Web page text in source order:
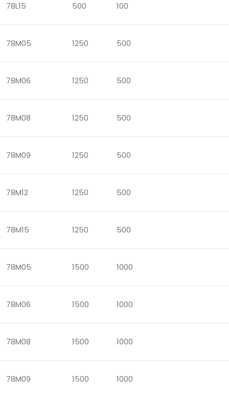
78L15 500 100
78M05 1250 500
78M06 1250 500
78M08 1250 500
78M09 1250 500
78M12 1250 500
78M15 1250 500
78M05 1500 1000
78M06 1500 1000
78M08 1500 1000
78M09 1500 1000